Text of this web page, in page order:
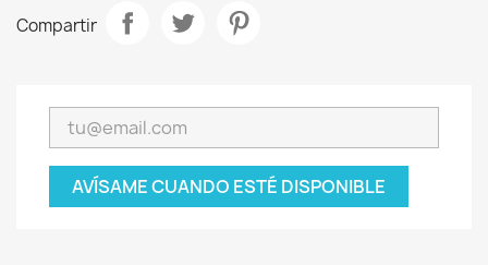
Compartir
AVÍSAME CUANDO ESTÉ DISPONIBLE